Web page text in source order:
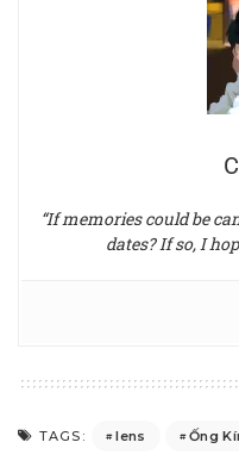
“If memories could be
dates? If so, I
TAGS: lens Ống